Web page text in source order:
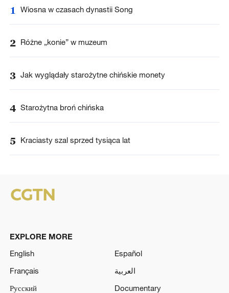
1 Wiosna w czasach dynastii Song
2 Różne „konie” w muzeum
3 Jak wyglądały starożytne chińskie monety
4 Starożytna broń chińska
5 Kraciasty szal sprzed tysiąca lat
EXPLORE MORE
English
Español
Français
العربية
Русский
Documentary